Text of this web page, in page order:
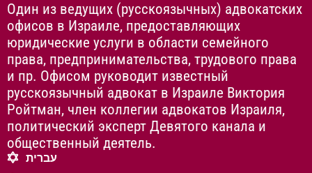
Один из ведущих (русскоязычных) адвокатских
офисов в Израиле, предоставляющих
юридические услуги в области семейного
права, предпринимательства, трудового права
и пр. Офисом руководит известный
русскоязычный адвокат в Израиле Виктория
Ройтман, член коллегии адвокатов Израиля,
политический эксперт Девятого канала и
общественный деятель.
עברית